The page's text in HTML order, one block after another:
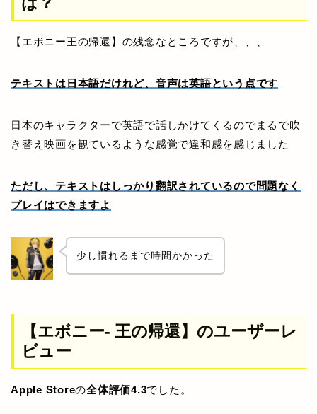
【エボニー王の帰還】の残念なところですが、、、
テキストは日本語だけれど、音声は英語という点です
日本のキャラクターで英語で話しかけてくるのでまるで吹
き替え映画を観ているような感覚で違和感を感じました
ただし、テキストはしっかり翻訳されているので問題なく
プレイはできますよ
少し慣れるまで時間かかった
【エボニー- 王の帰還】のユーザーレ
ビュー
Apple Storeの全体評価4.3でした。